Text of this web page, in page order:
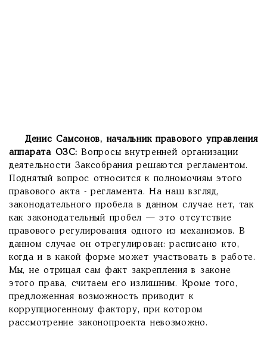
Денис Самсонов, начальник правового управления
аппарата ОЗС: Вопросы внутренней организации
деятельности Заксобрания решаются регламентом.
Поднятый вопрос относится к полномочиям этого
правового акта - регламента. На наш взгляд,
законодательного пробела в данном случае нет, так
как законодательный пробел — это отсутствие
правового регулирования одного из механизмов. В
данном случае он отрегулирован: расписано кто,
когда и в какой форме может участвовать в работе.
Мы, не отрицая сам факт закрепления в законе
этого права, считаем его излишним. Кроме того,
предложенная возможность приводит к
коррупциогенному фактору, при котором
рассмотрение законопроекта невозможно.